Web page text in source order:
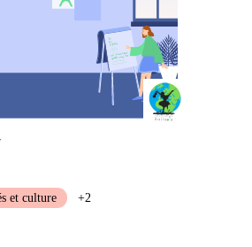
et culture
+2